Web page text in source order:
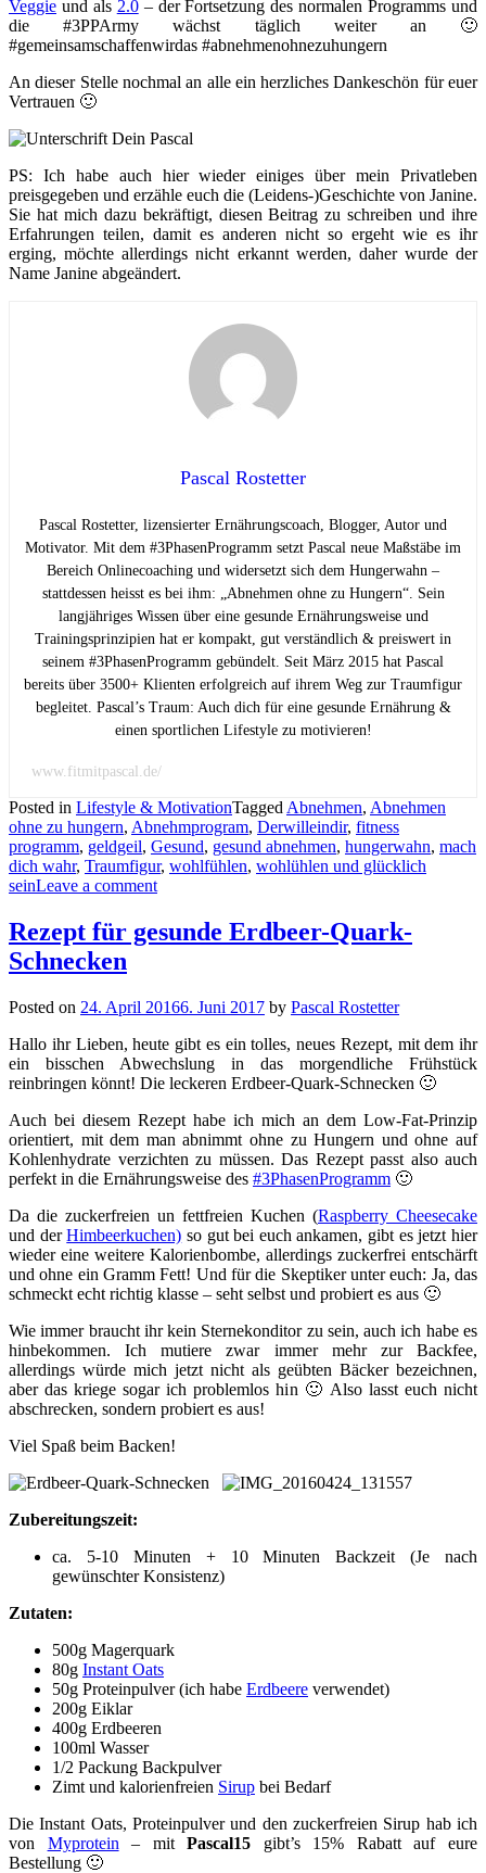
Veggie und als 2.0– der Fortsetzung des normalen Programms und
die #3PPArmy wächst täglich weiter an 🙂
#gemeinsamschaffenwirdas #abnehmenohnezuhungern
An dieser Stelle nochmal an alle ein herzliches Dankeschön für euer
Vertrauen 🙂
PS: Ich habe auch hier wieder einiges über mein Privatleben
preisgegeben und erzähle euch die (Leidens-)Geschichte von Janine.
Sie hat mich dazu bekräftigt, diesen Beitrag zu schreiben und ihre
Erfahrungen teilen, damit es anderen nicht so ergeht wie es ihr
erging, möchte allerdings nicht erkannt werden, daher wurde der
Name Janine abgeändert.
Pascal Rostetter
Pascal Rostetter, lizensierter Ernährungscoach, Blogger, Autor und
Motivator. Mit dem #3PhasenProgramm setzt Pascal neue Maßstäbe im
Bereich Onlinecoaching und widersetzt sich dem Hungerwahn –
stattdessen heisst es bei ihm: „Abnehmen ohne zu Hungern“. Sein
langjähriges Wissen über eine gesunde Ernährungsweise und
Trainingsprinzipien hat er kompakt, gut verständlich & preiswert in
seinem #3PhasenProgramm gebündelt. Seit März 2015 hat Pascal
bereits über 3500+ Klienten erfolgreich auf ihrem Weg zur Traumfigur
begleitet. Pascal’s Traum: Auch dich für eine gesunde Ernährung &
einen sportlichen Lifestyle zu motivieren!
www.fitmitpascal.de/
Posted in Lifestyle & MotivationTagged Abnehmen, Abnehmen
ohne zu hungern, Abnehmprogram, Derwilleindir, fitness
programm, geldgeil, Gesund, gesund abnehmen, hungerwahn, mach
dich wahr, Traumfigur, wohlfühlen, wohlühlen und glücklich
seinLeave a comment
Rezept für gesunde Erdbeer-Quark-
Schnecken
Posted on 24. April 20166. Juni 2017 by Pascal Rostetter
Hallo ihr Lieben, heute gibt es ein tolles, neues Rezept, mit dem ihr
ein bisschen Abwechslung in das morgendliche Frühstück
reinbringen könnt! Die leckeren Erdbeer-Quark-Schnecken 🙂
Auch bei diesem Rezept habe ich mich an dem Low-Fat-Prinzip
orientiert, mit dem man abnimmt ohne zu Hungern und ohne auf
Kohlenhydrate verzichten zu müssen. Das Rezept passt also auch
perfekt in die Ernährungsweise des #3PhasenProgramm 🙂
Da die zuckerfreien un fettfreien Kuchen (Raspberry Cheesecake
und derHimbeerkuchen) so gut bei euch ankamen, gibt es jetzt hier
wieder eine weitere Kalorienbombe, allerdings zuckerfrei entschärft
und ohne ein Gramm Fett! Und für die Skeptiker unter euch: Ja, das
schmeckt echt richtig klasse – seht selbst und probiert es aus 🙂
Wie immer braucht ihr kein Sternekonditor zu sein, auch ich habe es
hinbekommen. Ich mutiere zwar immer mehr zur Backfee,
allerdings würde mich jetzt nicht als geübten Bäcker bezeichnen,
aber das kriege sogar ich problemlos hin 🙂 Also lasst euch nicht
abschrecken, sondern probiert es aus!
Viel Spaß beim Backen!
Zubereitungszeit:
ca. 5-10 Minuten + 10 Minuten Backzeit (Je nach
gewünschter Konsistenz)
Zutaten:
500g Magerquark
80g Instant Oats
50g Proteinpulver (ich habe Erdbeere verwendet)
200g Eiklar
400g Erdbeeren
100ml Wasser
1/2 Packung Backpulver
Zimt und kalorienfreien Sirup bei Bedarf
Die Instant Oats, Proteinpulver und den zuckerfreien Sirup hab ich
von Myprotein – mitPascal15 gibt’s 15% Rabatt auf eure
Bestellung 🙂